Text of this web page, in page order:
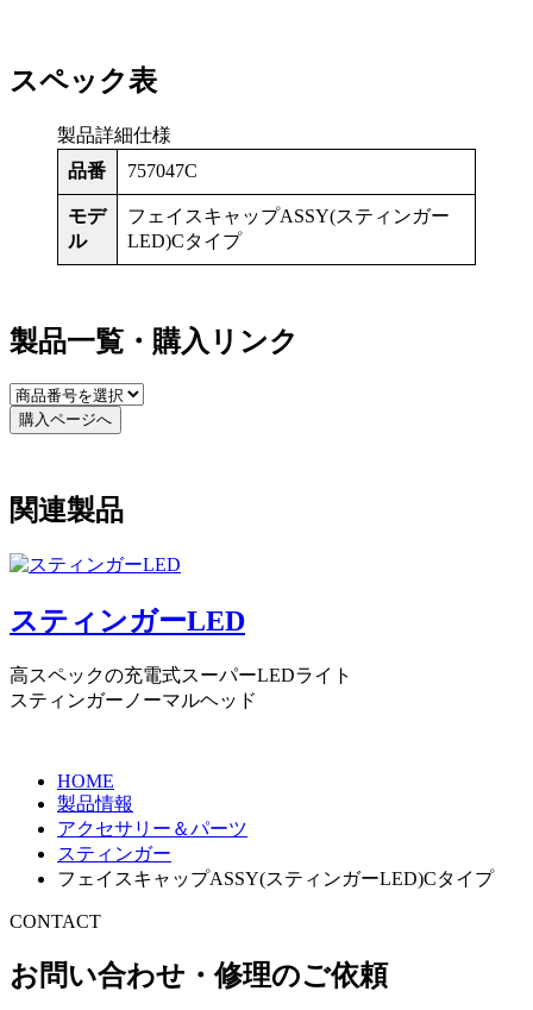
スペック表
製品詳細仕様
品番
757047C
モデ
ル
フェイスキャップASSY(スティンガー
LED)Cタイプ
製品一覧・購入リンク
購入ページへ
関連製品
スティンガーLED
高スペックの充電式スーパーLEDライト
スティンガーノーマルヘッド
HOME
製品情報
アクセサリー＆パーツ
スティンガー
フェイスキャップASSY(スティンガーLED)Cタイプ
CONTACT
お問い合わせ・修理のご依頼